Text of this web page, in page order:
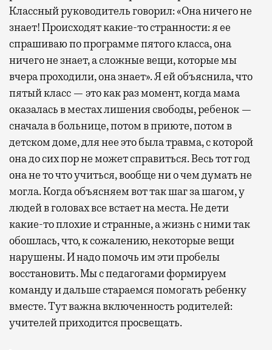
Классный руководитель говорил: «Она ничего не
знает! Происходят какие-то странности: я ее
спрашиваю по программе пятого класса, она
ничего не знает, а сложные вещи, которые мы
вчера проходили, она знает». Я ей объяснила, что
пятый класс — это как раз момент, когда мама
оказалась в местах лишения свободы, ребенок —
сначала в больнице, потом в приюте, потом в
детском доме, для нее это была травма, с которой
она до сих пор не может справиться. Весь тот год
она не то что учиться, вообще ни о чем думать не
могла. Когда объясняем вот так шаг за шагом, у
людей в головах все встает на места. Не дети
какие-то плохие и странные, а жизнь с ними так
обошлась, что, к сожалению, некоторые вещи
нарушены. И надо помочь им эти пробелы
восстановить. Мы с педагогами формируем
команду и дальше стараемся помогать ребенку
вместе. Тут важна включенность родителей:
учителей приходится просвещать.